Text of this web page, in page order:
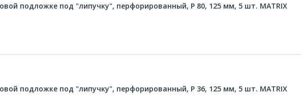
подложке под "липучку", перфорированный, P 80, 125 мм, 5 шт. MATRIX
подложке под "липучку", перфорированный, P 36, 125 мм, 5 шт. MATRIX